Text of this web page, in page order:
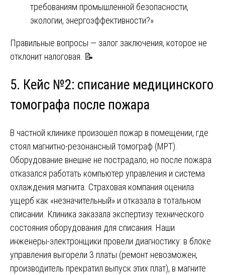
требованиям промышленной безопасности,
экологии, энергоэффективности?»
Правильные вопросы — залог заключения, которое не
отклонит налоговая. 📝
5. Кейс №2: списание медицинского
томографа после пожара
В частной клинике произошёл пожар в помещении, где
стоял магнитно-резонансный томограф (МРТ).
Оборудование внешне не пострадало, но после пожара
отказался работать компьютер управления и система
охлаждения магнита. Страховая компания оценила
ущерб как «незначительный» и отказала в тотальном
списании. Клиника заказала экспертизу технического
состояния оборудования для списания. Наши
инженеры-электронщики провели диагностику: в блоке
управления выгорели 3 платы (ремонт невозможен,
производитель прекратил выпуск этих плат), в магните